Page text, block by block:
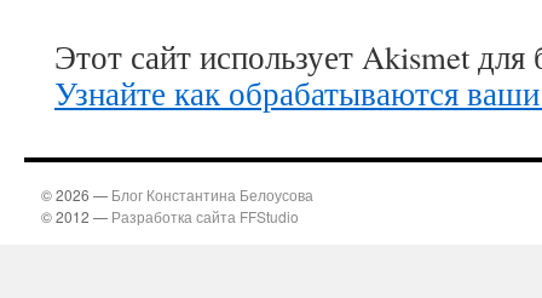
Этот сайт использует Akismet
Узнайте как обрабатываются
© 2026 — Блог Константина Белоусова
© 2012 — Разработка сайта FFStudio